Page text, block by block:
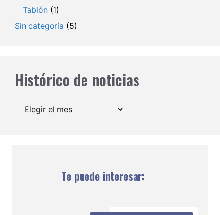
Tablón (1)
Sin categoría (5)
Histórico de noticias
Archivos
Te puede interesar: